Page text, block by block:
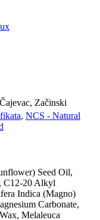
Začinski
, NCS - Natural
Seed Oil,
C12-20 Alkyl
Indica (Magno)
Carbonate,
Melaleuca